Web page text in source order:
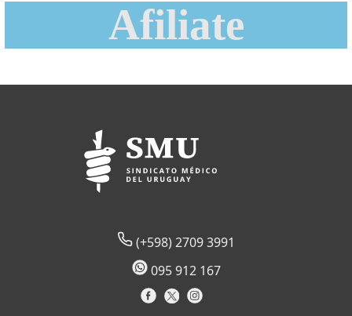
Afiliate
(+598) 2709 3991
095 912 167